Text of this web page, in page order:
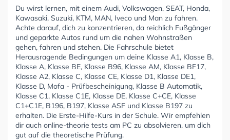
Du wirst lernen, mit einem Audi, Volkswagen, SEAT, Honda,
Kawasaki, Suzuki, KTM, MAN, Iveco und Man zu fahren.
Achte darauf, dich zu konzentrieren, da reichlich Fußgänger
und geparkte Autos rund um die nahen Wohnstraßen
gehen, fahren und stehen. Die Fahrschule bietet
Herausragende Bedingungen um deine Klasse A1, Klasse B,
Klasse A, Klasse BE, Klasse B96, Klasse AM, Klasse BF17,
Klasse A2, Klasse C, Klasse CE, Klasse D1, Klasse DE1,
Klasse D, Mofa - Prüfbescheinigung, Klasse B Automatik,
Klasse C1, Klasse C1E, Klasse DE, Klasse C+CE, Klasse
C1+C1E, B196, B197, Klasse ASF und Klasse B197 zu
erhalten. Die Erste-Hilfe-Kurs in der Schule. Wir empfehlen
dir auch online-theorie tests am PC zu absolvieren, um dich
gut auf die theoretische Prüfung.